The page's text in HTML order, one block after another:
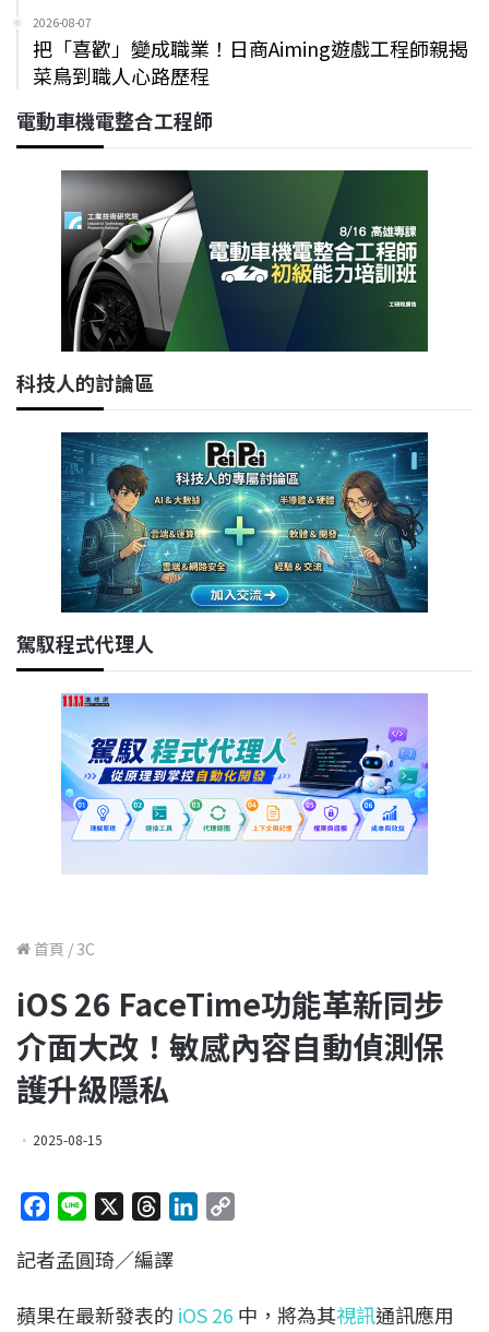
2026-08-07
把「喜歡」變成職業！日商Aiming遊戲工程師親揭
菜鳥到職人心路歷程
電動車機電整合工程師
科技人的討論區
駕馭程式代理人